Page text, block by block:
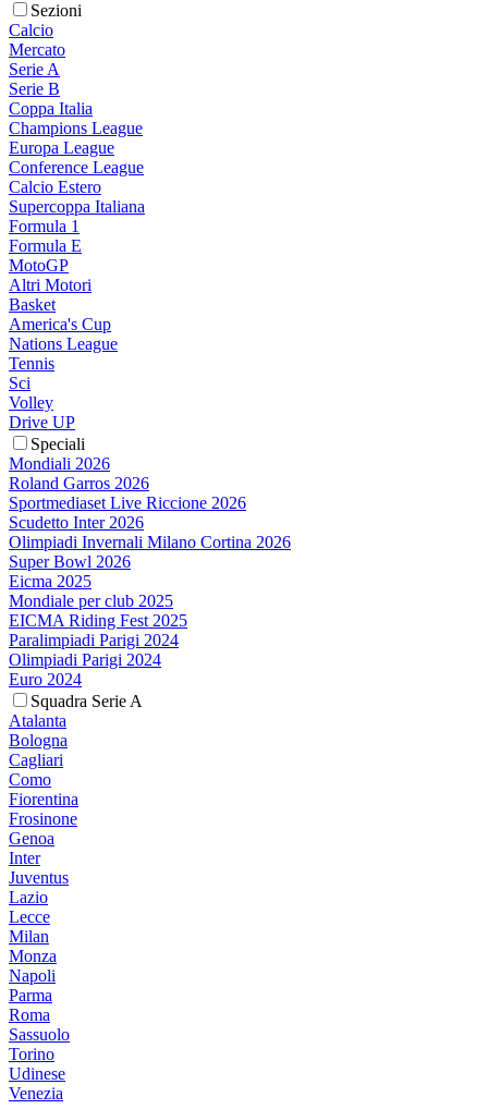
Sezioni
Calcio
Mercato
Serie A
Serie B
Coppa Italia
Champions League
Europa League
Conference League
Calcio Estero
Supercoppa Italiana
Formula 1
Formula E
MotoGP
Altri Motori
Basket
America's Cup
Nations League
Tennis
Sci
Volley
Drive UP
Speciali
Mondiali 2026
Roland Garros 2026
Sportmediaset Live Riccione 2026
Scudetto Inter 2026
Olimpiadi Invernali Milano Cortina 2026
Super Bowl 2026
Eicma 2025
Mondiale per club 2025
EICMA Riding Fest 2025
Paralimpiadi Parigi 2024
Olimpiadi Parigi 2024
Euro 2024
Squadra Serie A
Atalanta
Bologna
Cagliari
Como
Fiorentina
Frosinone
Genoa
Inter
Juventus
Lazio
Lecce
Milan
Monza
Napoli
Parma
Roma
Sassuolo
Torino
Udinese
Venezia